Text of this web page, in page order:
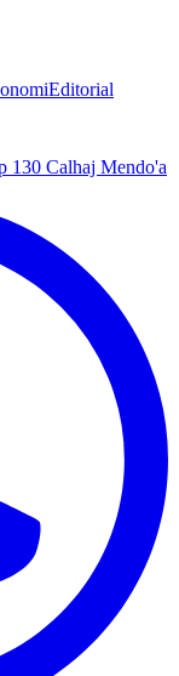
Editorial
130 Calhaj Mendo'a